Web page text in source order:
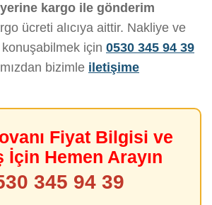
kargo ile gönderim
ücreti alıcıya aittir. Nakliye ve
için 0530 345 94 39
bizimle iletişime
Fiyat Bilgisi ve
İçin Hemen Arayın
345 94 39